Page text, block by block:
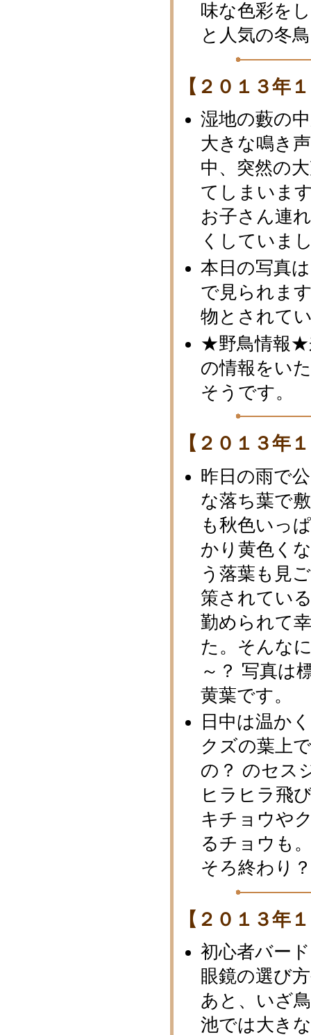
味な色彩を
と人気の冬
【２０１３年
湿地の藪の
大きな鳴き
中、突然の
てしまいま
お子さん連
くしていま
本日の写真
で見られま
物とされて
★野鳥情報★
の情報をい
そうです。
【２０１３年
昨日の雨で
な落ち葉で
も秋色いっ
かり黄色く
う落葉も見
策されてい
勤められて
た。そんな
～？ 写真は
黄葉です。
日中は温か
クズの葉上
の？ のセス
ヒラヒラ飛
キチョウや
るチョウも
そろ終わり
【２０１３年
初心者バー
眼鏡の選び
あと、いざ
池では大き